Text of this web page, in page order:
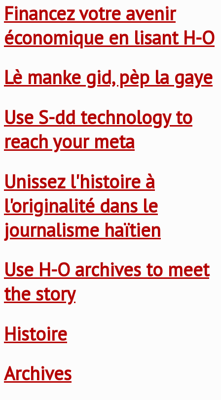
Financez votre avenir
économique en lisant H-O
Lè manke gid, pèp la gaye
Use S-dd technology to
reach your meta
Unissez l'histoire à
l'originalité dans le
journalisme haïtien
Use H-O archives to meet
the story
Histoire
Archives